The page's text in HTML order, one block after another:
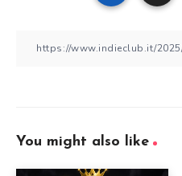
You might also like